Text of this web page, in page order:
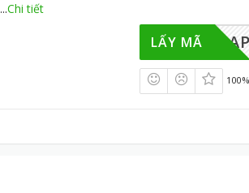
...Chi tiết
LẤY MÃ